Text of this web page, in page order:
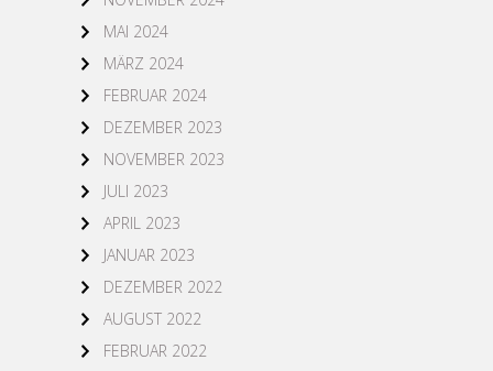
MAI 2024
MÄRZ 2024
FEBRUAR 2024
DEZEMBER 2023
NOVEMBER 2023
JULI 2023
APRIL 2023
JANUAR 2023
DEZEMBER 2022
AUGUST 2022
FEBRUAR 2022